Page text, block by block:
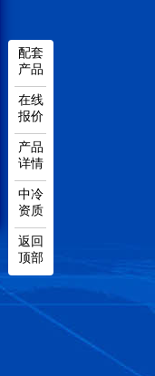
配套
产品
在线
报价
产品
详情
中冷
资质
返回
顶部